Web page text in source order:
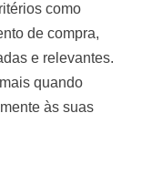
como
de compra,
e relevantes.
quando
às suas